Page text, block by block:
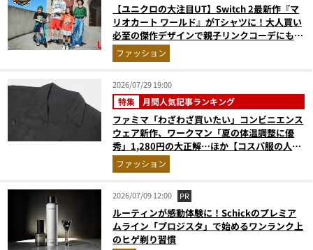
【ユニクロの大注目UT】Switch 2最新作『マ
リオカート ワールド』がTシャツに！大人買い
必至の傑作デザインで親子リンクコーデにも最
適ファッション
2026/07/29 19:00
特集 月間人気記事ランキング
ファミマ「わざわざ買いたい」コンビニエンス
ウェア新作、ワークマン「夏の体温調整に優
秀」1,280円の大正解…ほか【コスパ服の人気
記事ランキングベスト3】（2026年6月版）
ファッション
2026/07/09 12:00 PR
ルーティンが感動体験に！Schickのプレミア
ムライン「プロジスタ」で始めるワンランク上
のヒゲ剃り習慣